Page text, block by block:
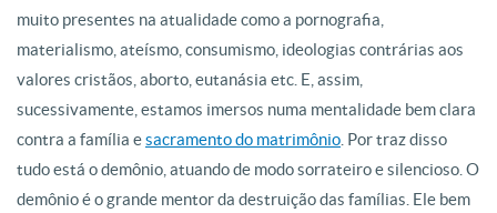
muito presentes na atualidade como a pornografia,
materialismo, ateísmo, consumismo, ideologias contrárias aos
valores cristãos, aborto, eutanásia etc. E, assim,
sucessivamente, estamos imersos numa mentalidade bem clara
contra a família esacramento do matrimônio . Por traz disso
tudo está o demônio, atuando de modo sorrateiro e silencioso. O
demônio é o grande mentor da destruição das famílias. Ele bem